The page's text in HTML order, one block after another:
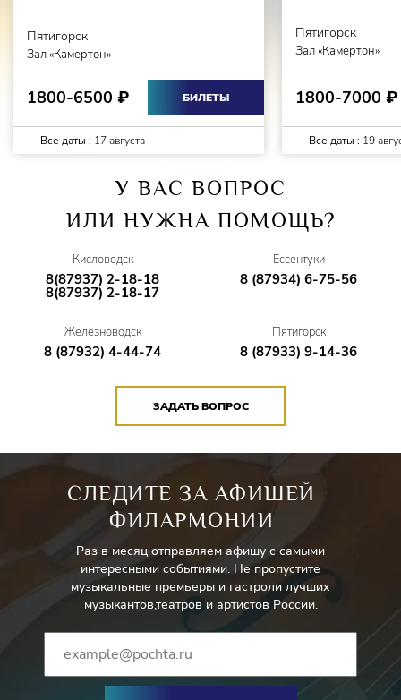
Приготовьтесь к вечеру, который подарит незабываемые
впечатления и атмосферу настоящей Италии.
Этот концерт невозможно пропустить.
Пятигорск
Зал «Камертон»
1800-6500 ₽ БИЛЕТЫ
Все даты : 17 августа
Пятигорск
Зал «Камертон»
1800-7000 ₽
Все даты : 19
У ВАС ВОПРОС
ИЛИ НУЖНА ПОМОЩЬ?
Кисловодск
8(87937) 2-18-18
8(87937) 2-18-17
Ессентуки
8 (87934) 6-75-56
Железноводск
8 (87932) 4-44-74
Пятигорск
8 (87933) 9-14-36
ЗАДАТЬ ВОПРОС
СЛЕДИТЕ ЗА АФИШЕЙ
ФИЛАРМОНИИ
Раз в месяц отправляем афишу с самыми
интересными событиями. Не пропустите
музыкальные премьеры и гастроли лучших
музыкантов,театров и артистов России.